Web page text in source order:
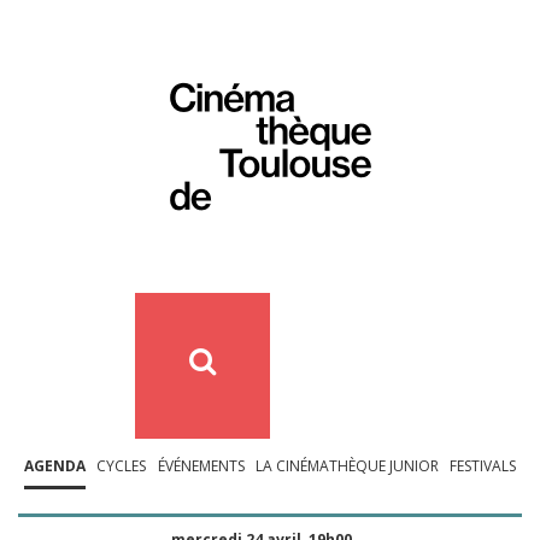
AGENDA CYCLES ÉVÉNEMENTS LA CINÉMATHÈQUE JUNIOR FESTIVALS